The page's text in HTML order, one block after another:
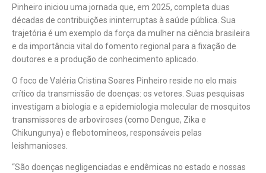
Pinheiro iniciou uma jornada que, em 2025, completa duas
décadas de contribuições ininterruptas à saúde pública. Sua
trajetória é um exemplo da força da mulher na ciência brasileira
e da importância vital do fomento regional para a fixação de
doutores e a produção de conhecimento aplicado.
O foco de Valéria Cristina Soares Pinheiro reside no elo mais
crítico da transmissão de doenças: os vetores. Suas pesquisas
investigam a biologia e a epidemiologia molecular de mosquitos
transmissores de arboviroses (como Dengue, Zika e
Chikungunya) e flebotomíneos, responsáveis pelas
leishmanioses.
“São doenças negligenciadas e endêmicas no estado e nossas